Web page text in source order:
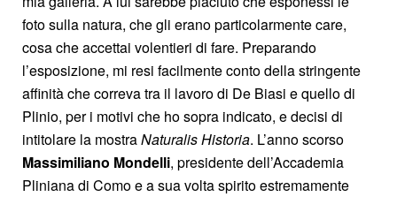
foto sulla natura, che gli erano particolarmente care,
cosa che accettai volentieri di fare. Preparando
l’esposizione, mi resi facilmente conto della stringente
affinità che correva tra il lavoro di De Biasi e quello di
Plinio, per i motivi che ho sopra indicato, e decisi di
intitolare la mostraNaturalis Historia. L’anno scorso
Massimiliano Mondelli, presidente dell’Accademia
Pliniana di Como e a sua volta spirito estremamente